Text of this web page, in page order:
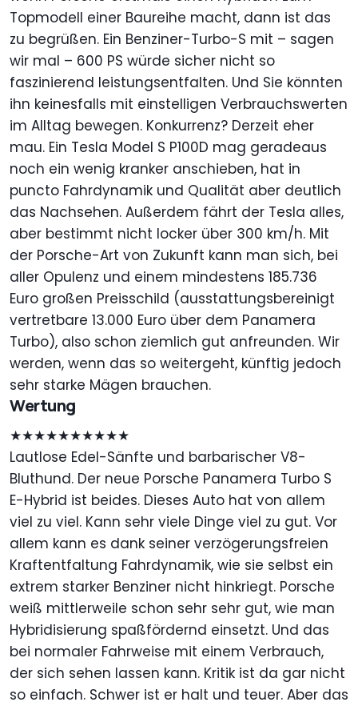
Topmodell einer Baureihe macht, dann ist das
zu begrüßen. Ein Benziner-Turbo-S mit – sagen
wir mal – 600 PS würde sicher nicht so
faszinierend leistungsentfalten. Und Sie könnten
ihn keinesfalls mit einstelligen Verbrauchswerten
im Alltag bewegen. Konkurrenz? Derzeit eher
mau. Ein Tesla Model S P100D mag geradeaus
noch ein wenig kranker anschieben, hat in
puncto Fahrdynamik und Qualität aber deutlich
das Nachsehen. Außerdem fährt der Tesla alles,
aber bestimmt nicht locker über 300 km/h. Mit
der Porsche-Art von Zukunft kann man sich, bei
aller Opulenz und einem mindestens 185.736
Euro großen Preisschild (ausstattungsbereinigt
vertretbare 13.000 Euro über dem Panamera
Turbo), also schon ziemlich gut anfreunden. Wir
werden, wenn das so weitergeht, künftig jedoch
sehr starke Mägen brauchen.
Wertung
★★★★★★★★★★
Lautlose Edel-Sänfte und barbarischer V8-
Bluthund. Der neue Porsche Panamera Turbo S
E-Hybrid ist beides. Dieses Auto hat von allem
viel zu viel. Kann sehr viele Dinge viel zu gut. Vor
allem kann es dank seiner verzögerungsfreien
Kraftentfaltung Fahrdynamik, wie sie selbst ein
extrem starker Benziner nicht hinkriegt. Porsche
weiß mittlerweile schon sehr sehr gut, wie man
Hybridisierung spaßfördernd einsetzt. Und das
bei normaler Fahrweise mit einem Verbrauch,
der sich sehen lassen kann. Kritik ist da gar nicht
so einfach. Schwer ist er halt und teuer. Aber das